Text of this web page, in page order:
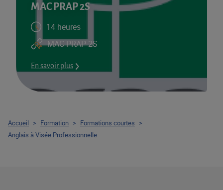
MAC PRAP 2S
14 heures
MAC PRAP 2S
En savoir plus
Accueil > Formation > Formations courtes >
Anglais à Visée Professionnelle